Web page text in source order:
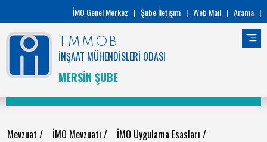
İMO Genel Merkez | Şube İletişim | Web Mail | Arama |
TMMOB
İNŞAAT MÜHENDİSLERİ ODASI
MERSİN ŞUBE
Mevzuat / İMO Mevzuatı / İMO Uygulama Esasları /